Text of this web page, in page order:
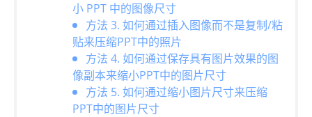
小 PPT 中的图像尺寸
方法 3. 如何通过插入图像而不是复制/粘
贴来压缩PPT中的照片
方法 4. 如何通过保存具有图片效果的图
像副本来缩小PPT中的图片尺寸
方法 5. 如何通过缩小图片尺寸来压缩
PPT中的图片尺寸